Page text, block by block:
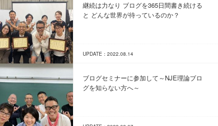
継続は力なり ブログを365日間書き続ける
と どんな世界が待っているのか？
UPDATE：2022.08.14
ブログセミナーに参加して～NJE理論ブロ
グを知らない方へ～